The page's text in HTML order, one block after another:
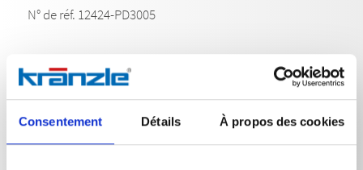
Consentement Détails À propos des cookies
N° de réf. 12424-PD3005
La lance de nettoyage avec buse pendulaire en acier
inoxydable résistant à l'usure élimine les salissures
tenaces tout en assurant un nettoyage complet. Elle
combine les avantages d'une lance à jet plat avec la
puissance du jet ponctuel.